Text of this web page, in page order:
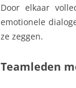
Door elkaar
emotionele
ze zeggen.
Teamleden